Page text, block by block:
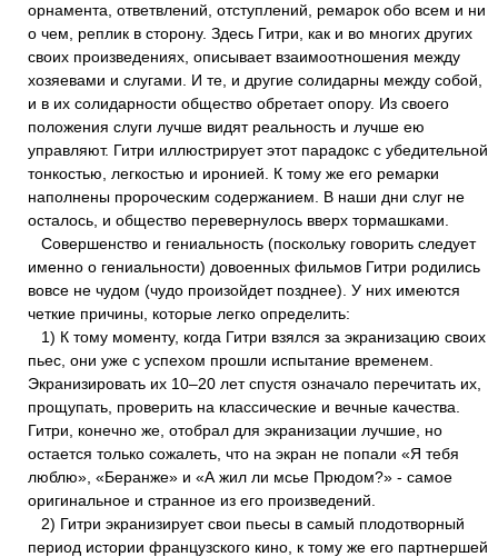
орнамента, ответвлений, отступлений, ремарок обо всем и ни
о чем, реплик в сторону. Здесь Гитри, как и во многих других
своих произведениях, описывает взаимоотношения между
хозяевами и слугами. И те, и другие солидарны между собой,
и в их солидарности общество обретает опору. Из своего
положения слуги лучше видят реальность и лучше ею
управляют. Гитри иллюстрирует этот парадокс с убедительной
тонкостью, легкостью и иронией. К тому же его ремарки
наполнены пророческим содержанием. В наши дни слуг не
осталось, и общество перевернулось вверх тормашками.
Совершенство и гениальность (поскольку говорить следует
именно о гениальности) довоенных фильмов Гитри родились
вовсе не чудом (чудо произойдет позднее). У них имеются
четкие причины, которые легко определить:
1) К тому моменту, когда Гитри взялся за экранизацию своих
пьес, они уже с успехом прошли испытание временем.
Экранизировать их 10–20 лет спустя означало перечитать их,
прощупать, проверить на классические и вечные качества.
Гитри, конечно же, отобрал для экранизации лучшие, но
остается только сожалеть, что на экран не попали «Я тебя
люблю», «Беранже» и «А жил ли мсье Прюдом?» - самое
оригинальное и странное из его произведений.
2) Гитри экранизирует свои пьесы в самый плодотворный
период истории французского кино, к тому же его партнершей